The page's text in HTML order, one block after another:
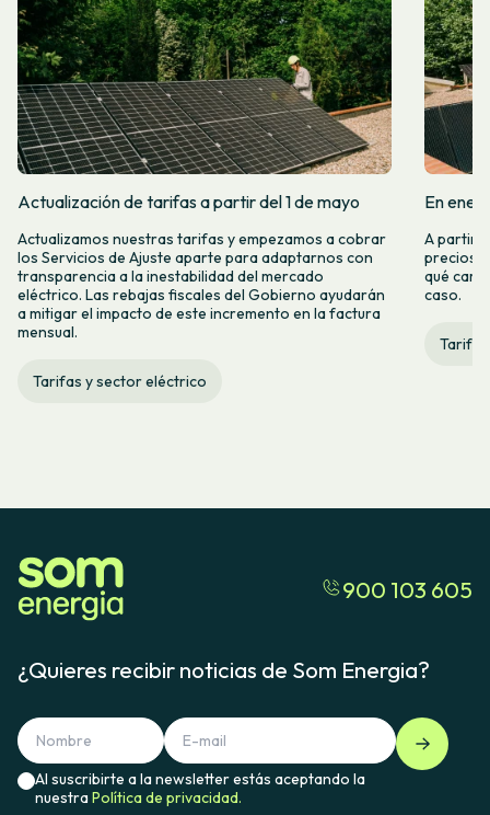
Actualización de tarifas a partir del 1 de mayo
Actualizamos nuestras tarifas y empezamos a cobrar
los Servicios de Ajuste aparte para adaptarnos con
transparencia a la inestabilidad del mercado
eléctrico. Las rebajas fiscales del Gobierno ayudarán
a mitigar el impacto de este incremento en la factura
mensual.
Tarifas y sector eléctrico
En
A partir
precios
qué
caso.
900 103 605
¿Quieres recibir noticias de Som Energia?
Al suscribirte a la newsletter estás aceptando la
nuestraPolítica de privacidad.